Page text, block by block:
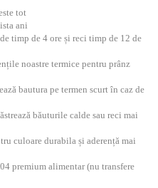
tot
ani
timp de 4 ore și reci timp de 12 de
noastre termice pentru prânz
bautura pe termen scurt în caz de
băuturile calde sau reci mai
culoare durabila și aderență mai
premium alimentar (nu transfere